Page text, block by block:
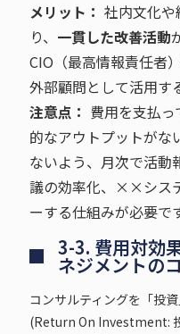
メリット： 社内文化
り、 一貫した改善活動
CIO（最高情報責任者
外部顧問として活用す
注意点： 費用を支払
的なアウトプットがな
ないよう、月次で活動
議の効率化、××シス
ーする仕組みが必要で
3-3. 費用対効
ネジメントの
コンサルティングを「投
(Return On Investment: